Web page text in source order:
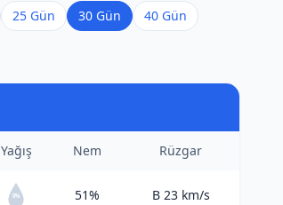
25 Gün 30 Gün
40 Gün
Yağış Nem Rüzgar
0% 51% B 23 km/s